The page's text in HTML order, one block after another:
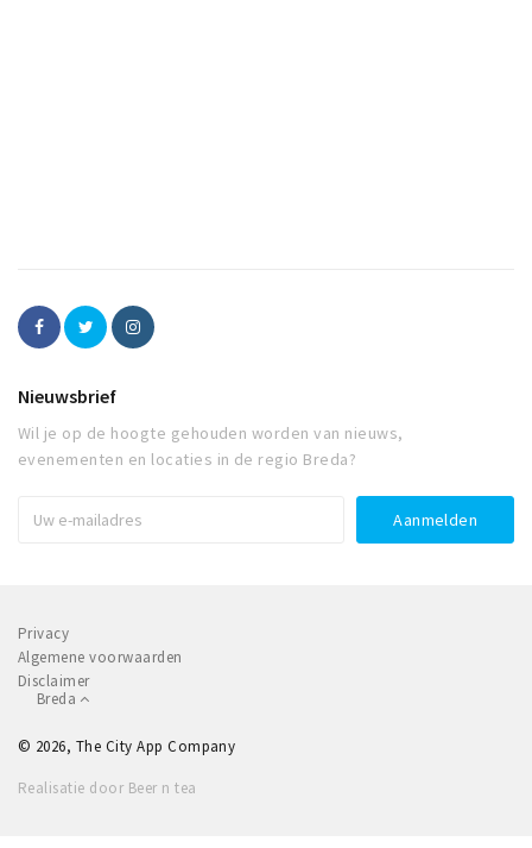
Nieuwsbrief
Wil je op de hoogte gehouden worden van nieuws,
evenementen en locaties in de regio Breda?
Privacy
Algemene voorwaarden
Disclaimer
Breda
© 2026, The City App Company
Realisatie door Beer n tea